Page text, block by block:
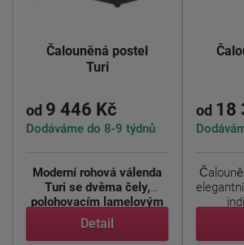
Čalouněná postel
Turi
od 9 446 Kč
Dodáváme do 8-9 týdnů
Moderní rohová válenda
Turi se dvěma čely,
polohovacím lamelovým
...
Detail
od 18